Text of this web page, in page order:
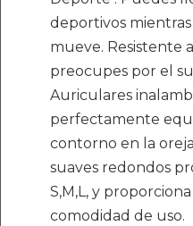
deportivos mientras
mueve. Resistente
preocupes por el
Auriculares
perfectamente
contorno en la
suaves redondos
S,M,L, y
comodidad de uso.